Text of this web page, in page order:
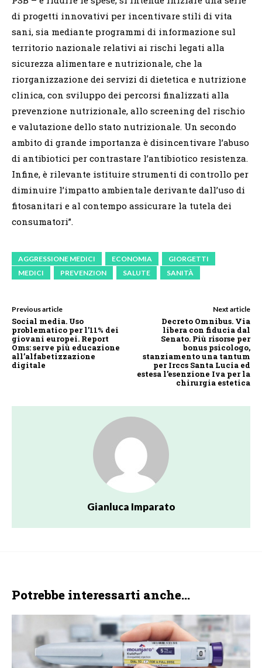
di progetti innovativi per incentivare stili di vita
sani, sia mediante programmi di informazione sul
territorio nazionale relativi ai rischi legati alla
sicurezza alimentare e nutrizionale, che la
riorganizzazione dei servizi di dietetica e nutrizione
clinica, con sviluppo dei percorsi finalizzati alla
prevenzione nutrizionale, allo screening del rischio
e valutazione dello stato nutrizionale. Un secondo
ambito di grande importanza è disincentivare l’abuso
di antibiotici per contrastare l’antibiotico resistenza.
Infine, è rilevante istituire strumenti di controllo per
diminuire l’impatto ambientale derivante dall’uso di
fitosanitari e al contempo assicurare la tutela dei
consumatori”.
AGGRESSIONE MEDICI ECONOMIA
GIORGETTI
MEDICI
PREVENZION SALUTE SANITÀ
Previous article
Social media. Uso
problematico per l’11% dei
giovani europei. Report
Oms: serve più educazione
all’alfabetizzazione
digitale
Next article
Decreto Omnibus. Via
libera con fiducia dal
Senato. Più risorse per
bonus psicologo,
stanziamento una tantum
per Irccs Santa Lucia ed
estesa l’esenzione Iva per la
chirurgia estetica
Gianluca Imparato
Potrebbe interessarti anche...